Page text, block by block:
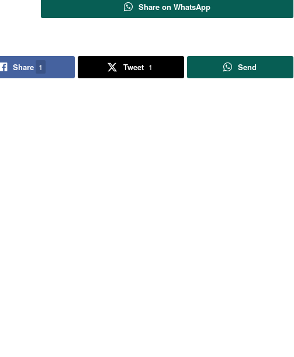
Share on WhatsApp
Share 1 Tweet 1 Send